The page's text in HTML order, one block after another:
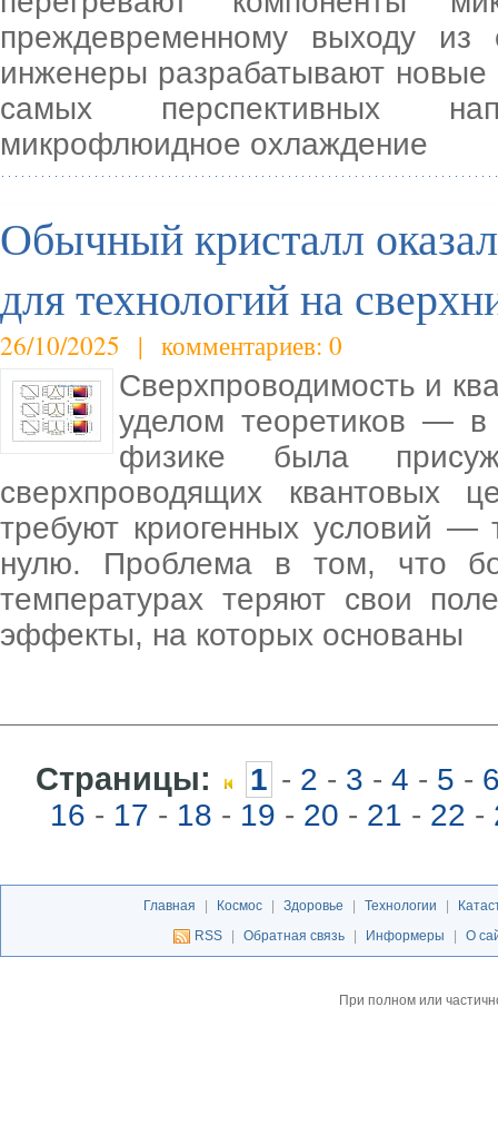
преждевременному выходу из
инженеры разрабатывают
самых перспективных
микрофлюидное охлаждение
Обычный кристалл
для технологий на
26/10/2025 | комментариев: 0
Сверхпроводимость и
уделом теоретиков — в
физике была
сверхпроводящих квантовых
требуют криогенных условий —
нулю. Проблема в том, что
температурах теряют свои
эффекты, на которых основаны
Страницы: 1 - 2 - 3 - 4 - 5 -
16 - 17 - 18 - 19 - 20 - 21 - 22 -
Главная Космос Здоровье Технологии
RSS
Обратная связь Информеры О
При полном или